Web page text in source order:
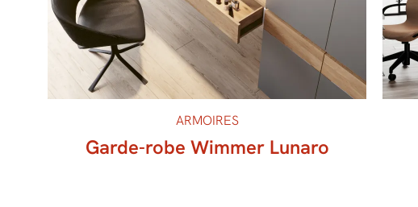
ARMOIRES
Garde-robe Wimmer Lunaro